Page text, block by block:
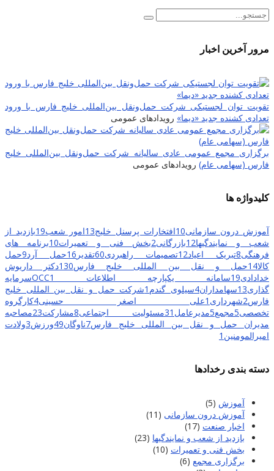
مرور آخرین اخبار
تقویت توان لجستیکی شرکت حمل‌ونقل بین‌المللی خلیج فارس با ورود
تعدادی کشنده جدید «دیما» رویدادهای عمومی
برگزاری مجمع عمومی عادی سالیانه شرکت حمل‌ونقل بین‌المللی خلیج
فارس (سهامی عام) رویدادهای عمومی
کلیدواژه ها
آموزش درون سازمانی10افتخارات پرسنل خلیج13امور شعب19بازدید از
شعب و نمایندگیها12بازرگانی2بخش فنی و تعمیرات10برنامه های
فرهنگی8تبریک اعیاد12تصمیمات راهبردی60تقدیر 16حمل آرد9حمل
کالا14حمل و نقل بین المللی خلیج فارس130دکتر داریوش
خدادادی19سامانه یکپارچه اطلاعات OCC 1
سرمایه
گذاری13سهامداران4سیلوی گندم 1شرکت حمل و نقل بین المللی خلیج
فارس2شهرداری 1علی اصغر حسینی4کارگروه
تخصصی5مجمع5مدیرعامل 31مسئولیت اجتماعی8مشارکت23مصاحبه
مدیران حمل و نقل بین المللی خلیج فارس7ناوگان49ورزش3ولادت
امیرالمومنین 1
دسته بندی رخدادها
آموزش (5)
آموزش درون سازمانی (11)
اخبار صنعت (17)
بازدید از شعب و نمایندگیها (23)
بخش فنی و تعمیرات (10)
برگزاری مجمع (6)